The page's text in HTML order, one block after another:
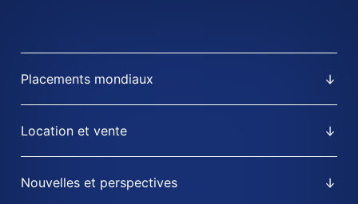
Placements mondiaux
Location et vente
Nouvelles et perspectives